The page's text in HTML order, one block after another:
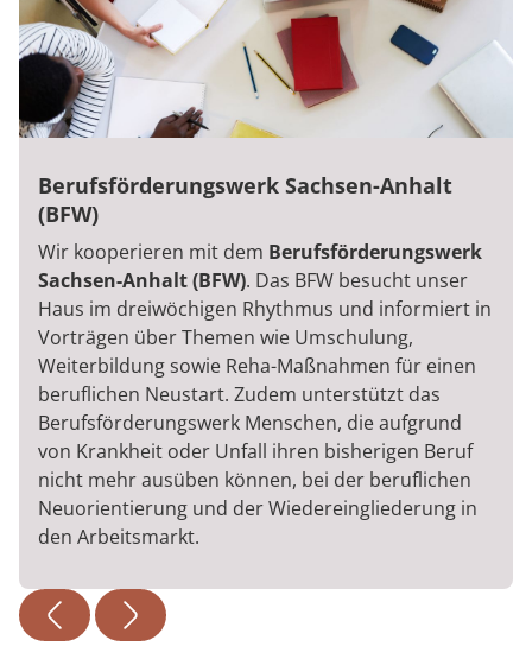
Berufsförderungswerk Sachsen-Anhalt
(BFW)
Wir kooperieren mit dem Berufsförderungswerk
Sachsen-Anhalt (BFW). Das BFW besucht unser
Haus im dreiwöchigen Rhythmus und informiert in
Vorträgen über Themen wie Umschulung,
Weiterbildung sowie Reha-Maßnahmen für einen
beruflichen Neustart. Zudem unterstützt das
Berufsförderungswerk Menschen, die aufgrund
von Krankheit oder Unfall ihren bisherigen Beruf
nicht mehr ausüben können, bei der beruflichen
Neuorientierung und der Wiedereingliederung in
den Arbeitsmarkt.